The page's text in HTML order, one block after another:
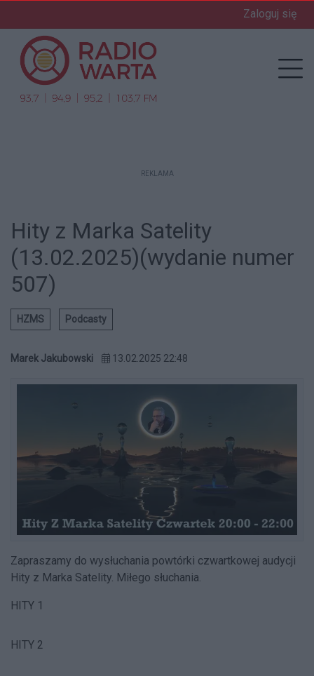
Zaloguj się
REKLAMA
Hity z Marka Satelity
(13.02.2025)(wydanie numer
507)
HZMS Podcasty
Marek Jakubowski 13.02.2025 22:48
Zapraszamy do wysłuchania powtórki czwartkowej audycji
Hity z Marka Satelity. Miłego słuchania.
HITY 1
HITY 2